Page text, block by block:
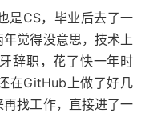
是CS，毕业后去了一
觉得没意思，技术上
辞职，花了快一年时
在GitHub上做了好几
找工作，直接进了一